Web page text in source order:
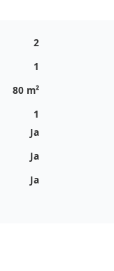
2
1
80 m²
1
Ja
Ja
Ja